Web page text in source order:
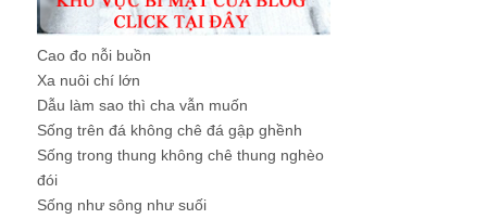
Cao đo nỗi buồn
Xa nuôi chí lớn
Dẫu làm sao thì cha vẫn muốn
Sống trên đá không chê đá gập ghềnh
Sống trong thung không chê thung nghèo
đói
Sống như sông như suối